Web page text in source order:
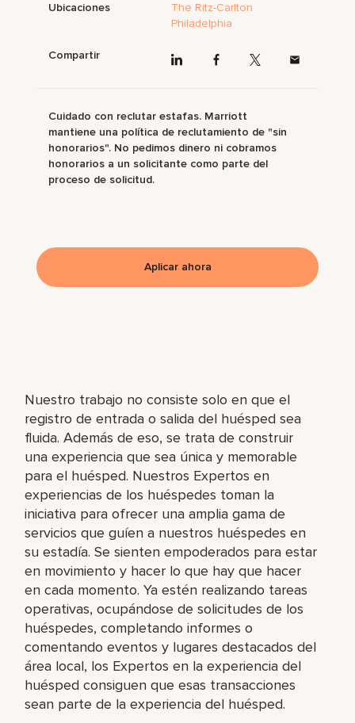
Nuestro trabajo no consiste solo en que el
registro de entrada o salida del huésped sea
fluida. Además de eso, se trata de construir
una experiencia que sea única y memorable
para el huésped. Nuestros Expertos en
experiencias de los huéspedes toman la
iniciativa para ofrecer una amplia gama de
servicios que guíen a nuestros huéspedes en
su estadía. Se sienten empoderados para estar
en movimiento y hacer lo que hay que hacer
en cada momento. Ya estén realizando tareas
operativas, ocupándose de solicitudes de los
huéspedes, completando informes o
comentando eventos y lugares destacados del
área local, los Expertos en la experiencia del
huésped consiguen que esas transacciones
sean parte de la experiencia del huésped.
Ubicaciones
The Ritz-Carlton
Philadelphia
Compartir
Cuidado con reclutar estafas. Marriott
mantiene una política de reclutamiento de "sin
honorarios". No pedimos dinero ni cobramos
honorarios a un solicitante como parte del
proceso de solicitud.
Aplicar ahora